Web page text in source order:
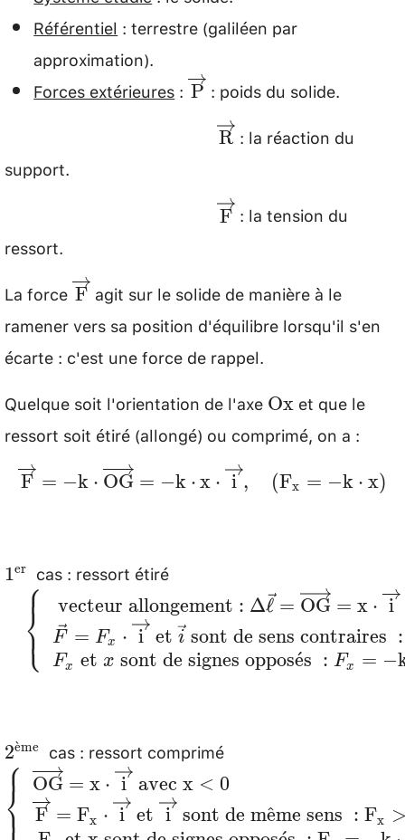
Référentiel : terrestre (galiléen par
approximation).
Forces extérieures: P : poids du solide.
R : la réaction du
support.
F : la tension du
ressort.
La force\overrightarrow{\mathrm{F}}
F agit sur le solide de manière à le
ramener vers sa position d'équilibre lorsqu'il s'en
écarte : c'est une force de rappel.
Quelque soit l'orientation de l'axe \mathrm{Ox}
Ox et que le
ressort soit étiré (allongé) ou comprimé, on a :
\overrightarrow{\mathrm{F}}=-
\overrightarrow{\mathrm{i}},
\quad\left(\mathrm{F}_{\mathrm{x}}=-
\mathrm{k} \cdot \mathrm{x}\right)
F = −k ⋅ OG = −k ⋅ x ⋅ i , (Fx = −k ⋅ x)
1^{\text
{er }}
1er cas : ressort étiré
} \Delta
\cdot
{ sont de signes
x\end{array}\right.
⎩
⎨⎧ vecteur allongement : Δℓ = OG = x ⋅ i
F = Fx ⋅ i et i sont de sens contraires :
Fx et x sont de signes oppose
ˊs : Fx = −
2^{\text
{ème }}
2e
ˋme cas : ressort comprimé
⎩
⎨⎧ OG = x ⋅ i avec x < 0
F = Fx ⋅ i et i sont de me
ˆme sens : Fx